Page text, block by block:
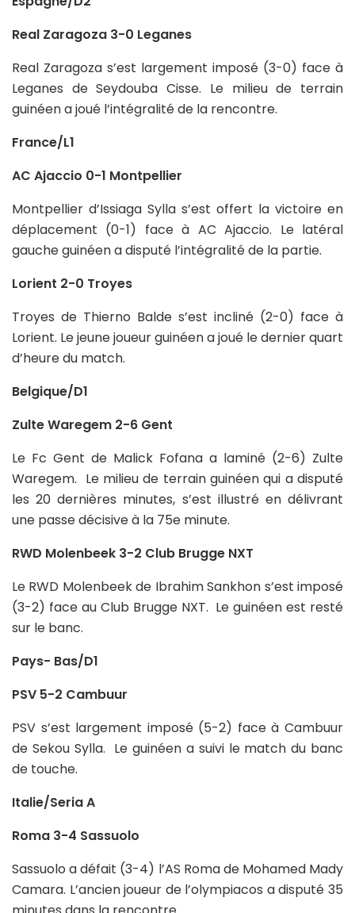
Real Zaragoza 3-0 Leganes
Real Zaragoza s’est largement imposé (3-0) face à
Leganes de Seydouba Cisse. Le milieu de terrain
guinéen a joué l’intégralité de la rencontre.
France/L1
AC Ajaccio 0-1 Montpellier
Montpellier d’Issiaga Sylla s’est offert la victoire en
déplacement (0-1) face à AC Ajaccio. Le latéral
gauche guinéen a disputé l’intégralité de la partie.
Lorient 2-0 Troyes
Troyes de Thierno Balde s’est incliné (2-0) face à
Lorient. Le jeune joueur guinéen a joué le dernier quart
d’heure du match.
Belgique/D1
Zulte Waregem 2-6 Gent
Le Fc Gent de Malick Fofana a laminé (2-6) Zulte
Waregem. Le milieu de terrain guinéen qui a disputé
les 20 dernières minutes, s’est illustré en délivrant
une passe décisive à la 75e minute.
RWD Molenbeek 3-2 Club Brugge NXT
Le RWD Molenbeek de Ibrahim Sankhon s’est imposé
(3-2) face au Club Brugge NXT. Le guinéen est resté
sur le banc.
Pays- Bas/D1
PSV 5-2 Cambuur
PSV s’est largement imposé (5-2) face à Cambuur
de Sekou Sylla. Le guinéen a suivi le match du banc
de touche.
Italie/Seria A
Roma 3-4 Sassuolo
Sassuolo a défait (3-4) l’AS Roma de Mohamed Mady
Camara. L’ancien joueur de l’olympiacos a disputé 35